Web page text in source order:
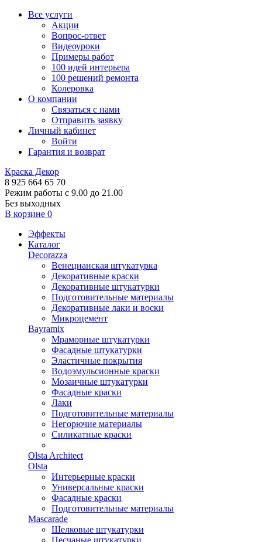
Все услуги
Акции
Вопрос-ответ
Видеоуроки
Примеры работ
100 идей интерьера
100 решений ремонта
Колеровка
О компании
Связаться с нами
Отправить заявку
Личный кабинет
Войти
Гарантия и возврат
Краска Декор
8 925 664 65 70
Режим работы с 9.00 до 21.00
Без выходных
В корзине 0
Эффекты
Каталог
Decorazza
Венецианская штукатурка
Декоративные краски
Декоративные штукатурки
Подготовительные материалы
Декоративные лаки и воски
Микроцемент
Bayramix
Мраморные штукатурки
Фасадные штукатурки
Эластичные покрытия
Водоэмульсионные краски
Мозаичные штукатурки
Фасадные краски
Лаки
Подготовительные материалы
Негорючие материалы
Силикатные краски
Olsta Architect
Olsta
Интерьерные краски
Универсальные краски
Фасадные краски
Подготовительные материалы
Mascarade
Шелковые штукатурки
Песчаные штукатурки